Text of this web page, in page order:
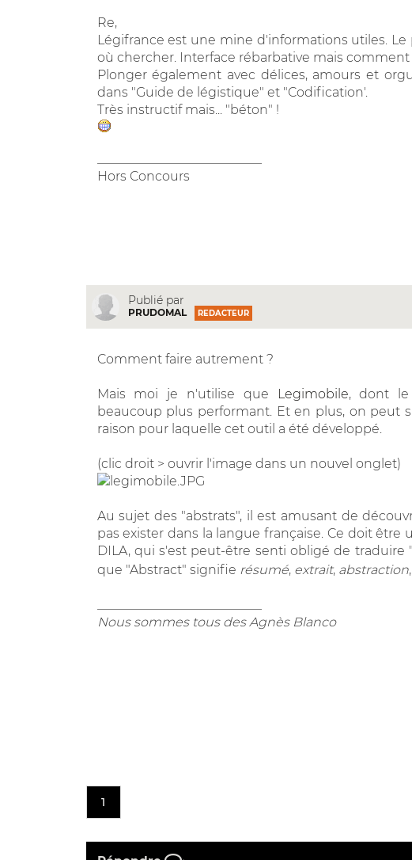
Re,
Légifrance est une mine d'informations utiles.
où chercher. Interface rébarbative mais
Plonger également avec délices, amours et
dans "Guide de légistique" et "Codification'.
Très instructif mais... "béton" !
Hors Concours
Publié par
PRUDOMAL REDACTEUR
Comment faire autrement ?
Mais moi je n'utilise que Legimobile, dont le
beaucoup plus performant. Et en plus, on peut
raison pour laquelle cet outil a été développé.
(clic droit > ouvrir l'image dans un nouvel onglet)
Au sujet des "abstrats", il est amusant de
pas exister dans la langue française. Ce doit
DILA, qui s'est peut-être senti obligé de
que "Abstract" signifie résumé, extrait, abstraction
Nous sommes tous des Agnès Blanco
1